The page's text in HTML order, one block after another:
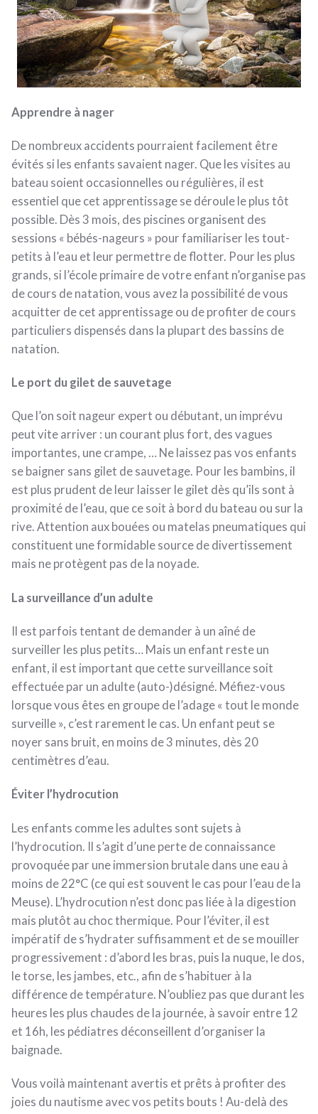
Apprendre à nager
De nombreux accidents pourraient facilement être
évités si les enfants savaient nager. Que les visites au
bateau soient occasionnelles ou régulières, il est
essentiel que cet apprentissage se déroule le plus tôt
possible. Dès 3 mois, des piscines organisent des
sessions « bébés-nageurs » pour familiariser les tout-
petits à l’eau et leur permettre de flotter. Pour les plus
grands, si l’école primaire de votre enfant n’organise pas
de cours de natation, vous avez la possibilité de vous
acquitter de cet apprentissage ou de profiter de cours
particuliers dispensés dans la plupart des bassins de
natation.
Le port du gilet de sauvetage
Que l’on soit nageur expert ou débutant, un imprévu
peut vite arriver : un courant plus fort, des vagues
importantes, une crampe, … Ne laissez pas vos enfants
se baigner sans gilet de sauvetage. Pour les bambins, il
est plus prudent de leur laisser le gilet dès qu’ils sont à
proximité de l’eau, que ce soit à bord du bateau ou sur la
rive. Attention aux bouées ou matelas pneumatiques qui
constituent une formidable source de divertissement
mais ne protègent pas de la noyade.
La surveillance d’un adulte
Il est parfois tentant de demander à un aîné de
surveiller les plus petits… Mais un enfant reste un
enfant, il est important que cette surveillance soit
effectuée par un adulte (auto-)désigné. Méfiez-vous
lorsque vous êtes en groupe de l’adage « tout le monde
surveille », c’est rarement le cas. Un enfant peut se
noyer sans bruit, en moins de 3 minutes, dès 20
centimètres d’eau.
Éviter l’hydrocution
Les enfants comme les adultes sont sujets à
l’hydrocution. Il s’agit d’une perte de connaissance
provoquée par une immersion brutale dans une eau à
moins de 22°C (ce qui est souvent le cas pour l’eau de la
Meuse). L’hydrocution n’est donc pas liée à la digestion
mais plutôt au choc thermique. Pour l’éviter, il est
impératif de s’hydrater suffisamment et de se mouiller
progressivement : d’abord les bras, puis la nuque, le dos,
le torse, les jambes, etc., afin de s’habituer à la
différence de température. N’oubliez pas que durant les
heures les plus chaudes de la journée, à savoir entre 12
et 16h, les pédiatres déconseillent d’organiser la
baignade.
Vous voilà maintenant avertis et prêts à profiter des
joies du nautisme avec vos petits bouts ! Au-delà des